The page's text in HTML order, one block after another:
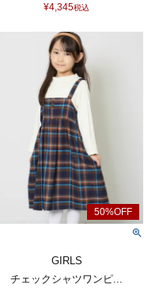
¥4,345税込
GIRLS
チェックシャツワンピ...